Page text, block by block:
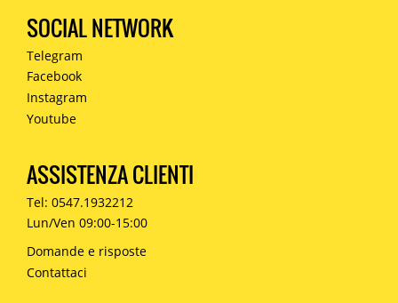
SOCIAL NETWORK
Telegram
Facebook
Instagram
Youtube
ASSISTENZA CLIENTI
Tel: 0547.1932212
Lun/Ven 09:00-15:00
Domande e risposte
Contattaci